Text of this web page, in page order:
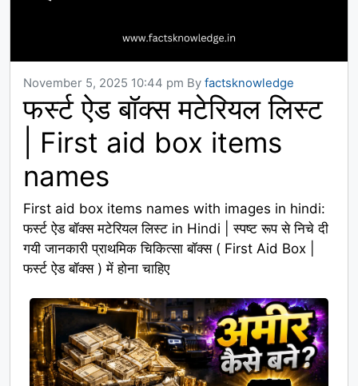
November 5, 2025 10:44 pm By factsknowledge
फर्स्ट ऐड बॉक्स मटेरियल लिस्ट
| First aid box items
names
First aid box items names with images in hindi:
फर्स्ट ऐड बॉक्स मटेरियल लिस्ट in Hindi | स्पष्ट रूप से निचे दी
गयी जानकारी प्राथमिक चिकित्सा बॉक्स ( First Aid Box |
फर्स्ट ऐड बॉक्स ) में होना चाहिए